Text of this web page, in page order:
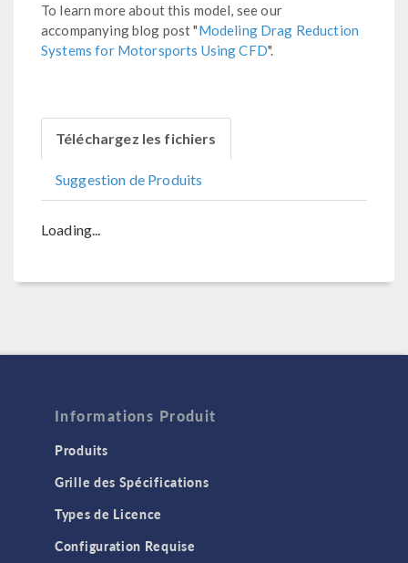
To learn more about this model, see our
accompanying blog post "Modeling Drag Reduction
Systems for Motorsports Using CFD".
Téléchargez les fichiers
Suggestion de Produits
Loading...
Informations Produit
Produits
Grille des Spécifications
Types de Licence
Configuration Requise